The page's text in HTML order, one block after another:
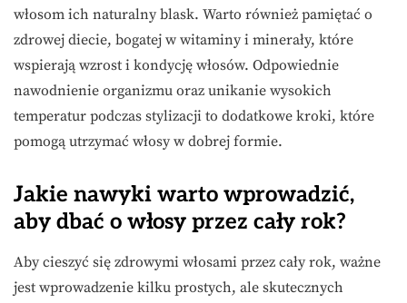
włosom ich naturalny blask. Warto również pamiętać o
zdrowej diecie, bogatej w witaminy i minerały, które
wspierają wzrost i kondycję włosów. Odpowiednie
nawodnienie organizmu oraz unikanie wysokich
temperatur podczas stylizacji to dodatkowe kroki, które
pomogą utrzymać włosy w dobrej formie.
Jakie nawyki warto wprowadzić,
aby dbać o włosy przez cały rok?
Aby cieszyć się zdrowymi włosami przez cały rok, ważne
jest wprowadzenie kilku prostych, ale skutecznych